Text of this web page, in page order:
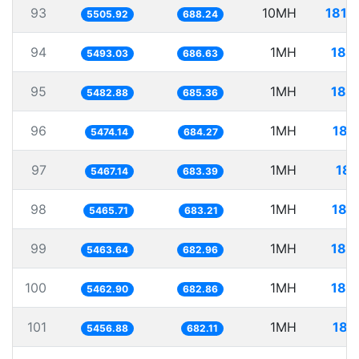
93 5505.92 688.24 10MH
94 5493.03 686.63 1MH
95 5482.88 685.36 1MH
96 5474.14 684.27 1MH
97 5467.14 683.39 1MH
98 5465.71 683.21 1MH
99 5463.64 682.96 1MH
100 5462.90 682.86 1MH
101 5456.88 682.11 1MH